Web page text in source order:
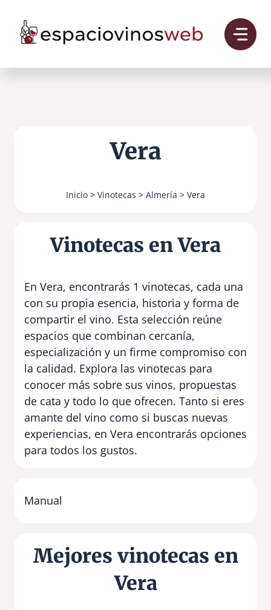
contenido
Vera
Inicio > Vinotecas > Almería > Vera
Vinotecas en Vera
En Vera, encontrarás 1 vinotecas, cada una
con su propia esencia, historia y forma de
compartir el vino. Esta selección reúne
espacios que combinan cercanía,
especialización y un firme compromiso con
la calidad. Explora las vinotecas para
conocer más sobre sus vinos, propuestas
de cata y todo lo que ofrecen. Tanto si eres
amante del vino como si buscas nuevas
experiencias, en Vera encontrarás opciones
para todos los gustos.
Manual
Mejores vinotecas en
Vera